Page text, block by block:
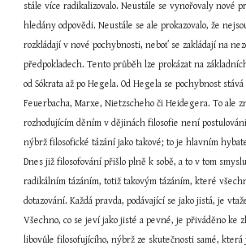
stále více radikalizovalo. Neustále se vynořovaly nové
hledány odpovědi. Neustále se ale prokazovalo, že
rozkládají v nové pochybnosti, neboť se zakládají na
předpokladech. Tento průběh lze prokázat na
od Sókrata až po Hegela. Od Hegela se pochybnost
Feuerbacha, Marxe, Nietzscheho či Heidegera. To ale
rozhodujícím děním v dějinách filosofie není
nýbrž filosofické tázání jako takové; to je hlavním
Dnes již filosofování přišlo plně k sobě, a to v tom
radikálním tázáním, totiž takovým tázáním, které
dotazování. Každá pravda, podávající se jako jistá, je
Všechno, co se jeví jako jisté a pevné, je přiváděno ke
libovůle filosofujícího, nýbrž ze skutečnosti samé, která